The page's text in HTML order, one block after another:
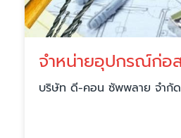
บริษัท ดี-คอน ซัพพลาย จำกัด